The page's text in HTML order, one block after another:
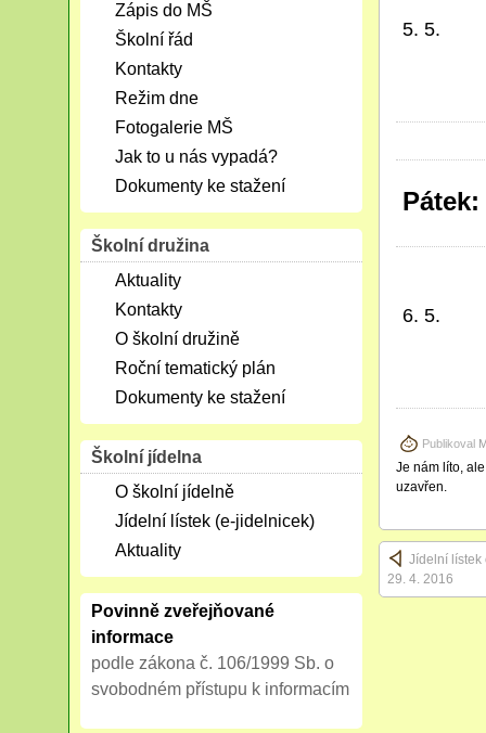
5. 5.
Pátek:
6. 5.
Publikoval
Je nám líto,
uzavřen.
Jídelní lístek
29. 4. 2016
Zápis do MŠ
Školní řád
Kontakty
Režim dne
Fotogalerie MŠ
Jak to u nás vypadá?
Dokumenty ke stažení
Školní družina
Aktuality
Kontakty
O školní družině
Roční tematický plán
Dokumenty ke stažení
Školní jídelna
O školní jídelně
Jídelní lístek (e-jidelnicek)
Aktuality
Povinně zveřejňované
informace
podle zákona č. 106/1999 Sb. o
svobodném přístupu k informacím